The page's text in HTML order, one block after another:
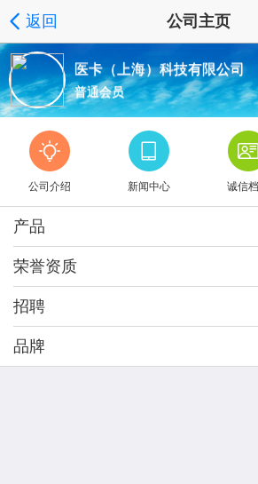
返回 公司主页
医卡（上海）科技有限公司
普通会员
公司介绍 新闻中心 诚信
产品
荣誉资质
招聘
品牌